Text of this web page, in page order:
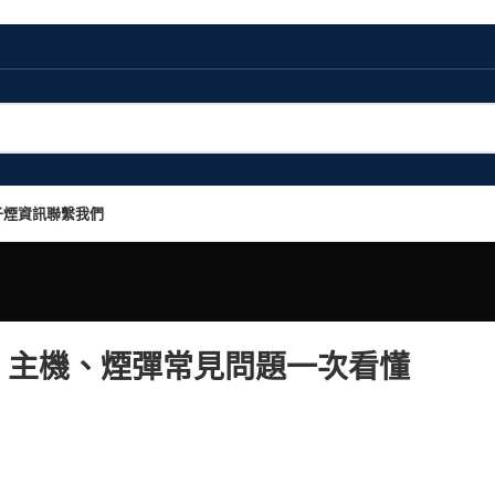
煙資訊聯繫我們
主機、煙彈常見問題一次看懂